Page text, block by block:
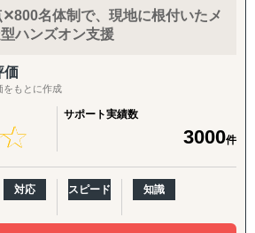
クトマネージャーとして直接関与
にコミットします。
（ライト）】
歩」として、有望国選定・需要調
期戦略設計・初期営業仮説の整理ま
。方向性を明確にし、次の意思決定に
（米国）】
事前整理/分析・FDA対応・B2B/EC
す。
本製品への高い信頼と円安傾向が追
がっています。
まずはお気軽にご相談ください。
の強みを活かした、オーダーメイド
案いたします。
名体制で、現地に根付いたメ
ハンズオン支援
価
もとに作成
★
★
サポート実績数
3000件
対応 スピード 知識